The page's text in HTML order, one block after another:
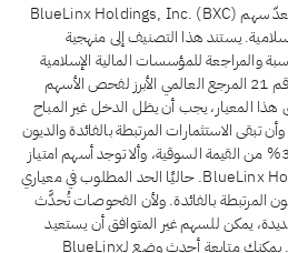
لا، اعتبارًا من أغسطس 2026، لا يُعدّ سهم BlueLinx Holdings, Inc. (BXC)
يستند هذا التصنيف إلى منهجية
والمراجعة للمؤسسات المالية الإسلامية
(أيوفي)، التي يُعدّ معيارها الشرعي رقم 21 المرجع العالمي الأبرز لفحص الأسهم
المعيار، يجب أن يظل الدخل غير المباح
وأن تبقى الاستثمارات المرتبطة بالفائدة والديون
المرتبطة بالفائدة كلٌّ منهما دون 30% من القيمة السوقية، وألا توجد أسهم امتياز
غير جائزة. ولا يستوفي BlueLinx Holdings, Inc. حاليًا الحد المطلوب في معياري
المرتبطة بالفائدة. ولأن الفحوصات تُحدَّث
يمكن للسهم غير المتوافق أن يستعيد
وضع الامتثال إذا تغيّر هيكله المالي. يمكنك متابعة أحدث وضع لـBlueLinx